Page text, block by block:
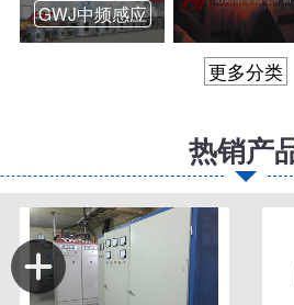
GWJ中频感应
更多分类
热销产